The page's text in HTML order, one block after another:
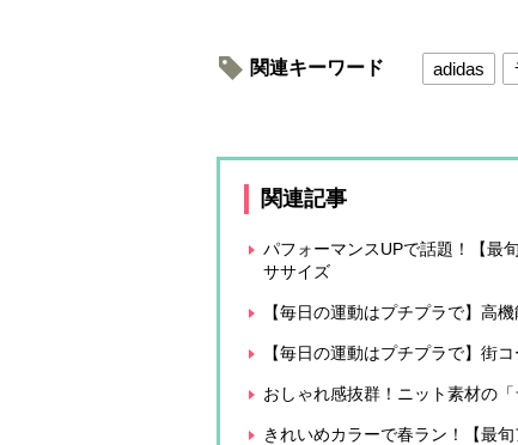
関連キーワード adidas
関連記事
パフォーマンスUPで話題！【最
ササイズ
【毎日の運動はプチプラで】高
【毎日の運動はプチプラで】街
おしゃれ感抜群！ニット素材の
きれいめカラーで春ラン！【最